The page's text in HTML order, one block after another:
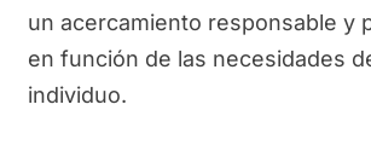
un acercamiento responsable y
en función de las necesidades
individuo.